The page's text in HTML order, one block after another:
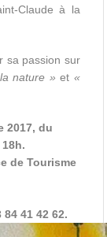
Claude à la
sa passion sur
nature » et «
2017, du
de Tourisme
41 42 62.